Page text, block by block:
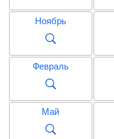
Ноябрь
Февраль
Май